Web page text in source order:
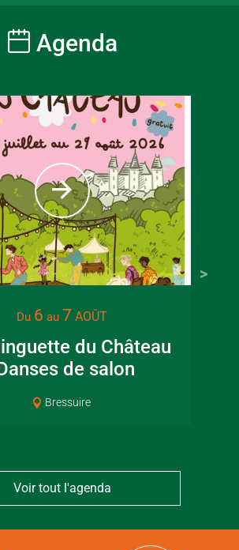
Agenda
Du 6 au 7 AOÛT
du Château
de salon
Bressuire
Voir tout l'agenda